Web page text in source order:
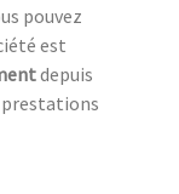
pouvez
est
depuis
prestations